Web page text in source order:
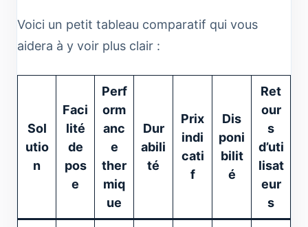
Voici un petit tableau comparatif qui vous
aidera à y voir plus clair :
Sol
utio
n
Faci
lité
de
pos
e
Perf
orm
anc
e
ther
miq
ue
Dur
abili
té
Prix
indi
cati
f
Dis
poni
bilit
é
Ret
our
s
d’uti
lisat
eur
s